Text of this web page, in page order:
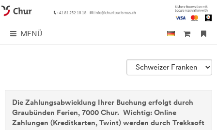
MENÜ
Die Zahlungsabwicklung Ihrer Buchung erfolgt durch
Graubünden Ferien, 7000 Chur. Wichtig: Online
Zahlungen (Kreditkarten, Twint) werden durch Trekksoft